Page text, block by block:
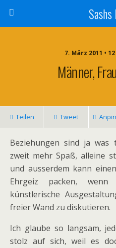
7. März 2011 •
Männer,
Teilen Tweet
Beziehungen sind ja was
zweit mehr Spaß, alleine
und ausserdem kann
Ehrgeiz packen,
künstlerische
freier Wand zu diskutieren.
Ich glaube so langsam,
stolz auf sich, weil es